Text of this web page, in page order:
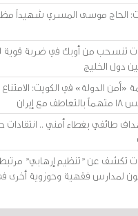
الحاج موسى المسري شهيداً
تنسحب من أوبك في ضربة قوية
دول الخليج
طائفي بغطاء أمني .. انتقادات
تكشف عن "تنظيم إرهابي" مرتبط
لمدارس فقهية وحوزوية أخرى